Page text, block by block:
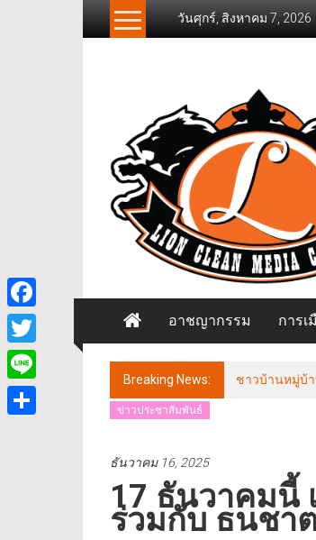
วันศุกร์, สิงหาคม 7, 2026
Freelancer
วส์
ฟรี
แลน
เซอร์
อาชญากรรม การเ
Breaking News: ชาวบ้านหมู่บ้
ข่าวประชาสัมพันธ์
ธันวาคม 16, 2025
17 ธันวาคมนี้
ร่วมกับ ธนชา
Facebook
Twitter
Line